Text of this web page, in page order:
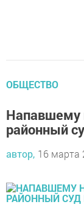
ОБЩЕСТВО
Напавшему
районный
автор, 16 марта